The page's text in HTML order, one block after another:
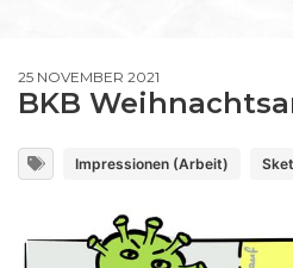
25 NOVEMBER 2021
BKB
Impressionen (Arbeit)